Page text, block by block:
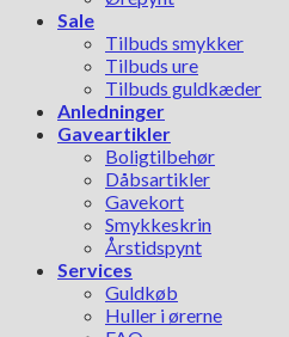
Sale
Tilbuds smykker
Tilbuds ure
Tilbuds guldkæder
Anledninger
Gaveartikler
Boligtilbehør
Dåbsartikler
Gavekort
Smykkeskrin
Årstidspynt
Services
Guldkøb
Huller i ørerne